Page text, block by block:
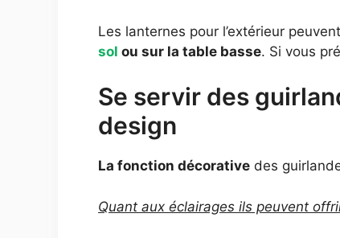
Les lanternes pour l’extérieur
sol ou sur la table basse. Si vous
Se servir des
design
La fonction décorative des
Quant aux éclairages ils peuvent